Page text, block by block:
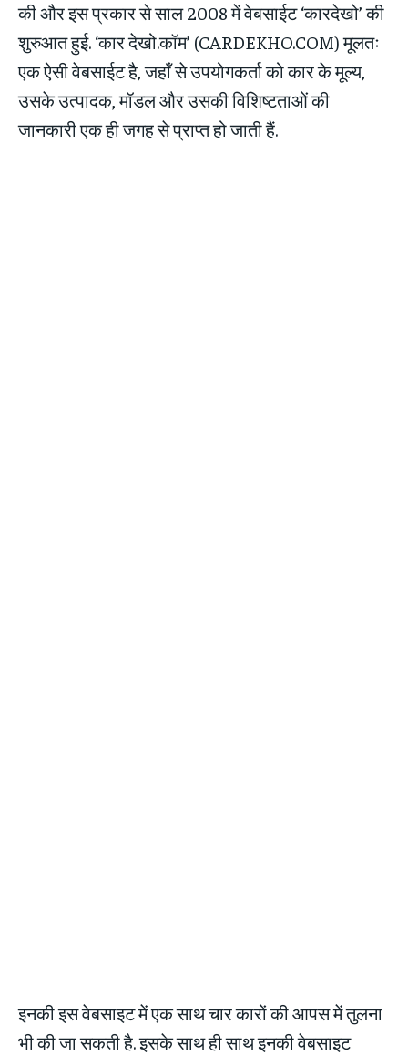
की और इस प्रकार से साल 2008 में वेबसाईट ‘कारदेखो’ की
शुरुआत हुई. ‘कार देखो.कॉम’ (CARDEKHO.COM) मूलतः
एक ऐसी वेबसाईट है, जहाँ से उपयोगकर्ता को कार के मूल्य,
उसके उत्पादक, मॉडल और उसकी विशिष्टताओं की
जानकारी एक ही जगह से प्राप्त हो जाती हैं.
इनकी इस वेबसाइट में एक साथ चार कारों की आपस में तुलना
भी की जा सकती है. इसके साथ ही साथ इनकी वेबसाइट